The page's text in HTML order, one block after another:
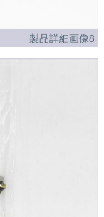
製品詳細画像8